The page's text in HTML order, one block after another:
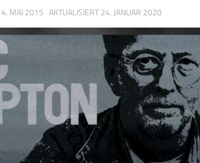
4. MAI 2015 · AKTUALISIERT24. JANUAR 2020